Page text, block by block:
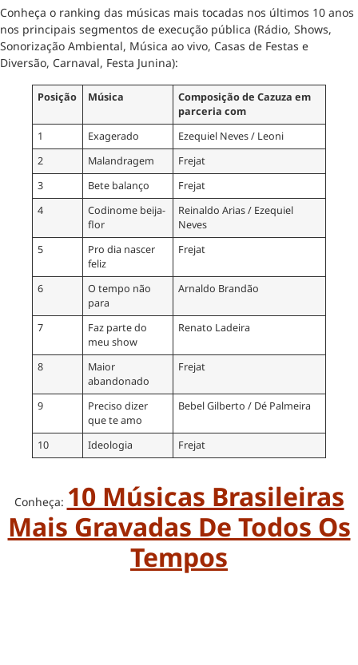
Conheça o ranking das músicas mais tocadas nos últimos 10 anos
nos principais segmentos de execução pública (Rádio, Shows,
Sonorização Ambiental, Música ao vivo, Casas de Festas e
Diversão, Carnaval, Festa Junina):
Posição Música
Composição de Cazuza em
parceria com
1
Exagerado
Ezequiel Neves / Leoni
2
Malandragem
Frejat
3
Bete balanço
Frejat
4
Codinome beija-
flor
Reinaldo Arias / Ezequiel
Neves
5
Pro dia nascer
feliz
Frejat
6
O tempo não
para
Arnaldo Brandão
7
Faz parte do
meu show
Renato Ladeira
8
Maior
abandonado
Frejat
9
Preciso dizer
que te amo
Bebel Gilberto / Dé Palmeira
10 Ideologia Frejat
Conheça: 10 Músicas Brasileiras
Mais Gravadas De Todos Os
Tempos